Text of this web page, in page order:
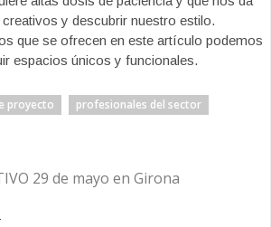
y descubrir nuestro estilo.
que se ofrecen en este artículo podemos
espacios únicos y funcionales.
proyecto profesionales del sector
29 de mayo en Girona